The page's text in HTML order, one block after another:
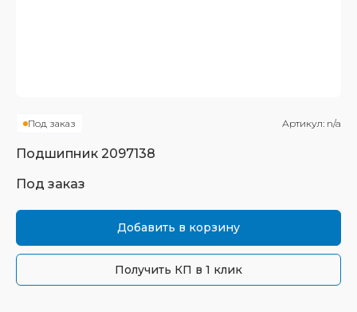
Под заказ Артикул: n/a
Подшипник 2097138
Под заказ
Добавить в корзину
Получить КП в 1 клик